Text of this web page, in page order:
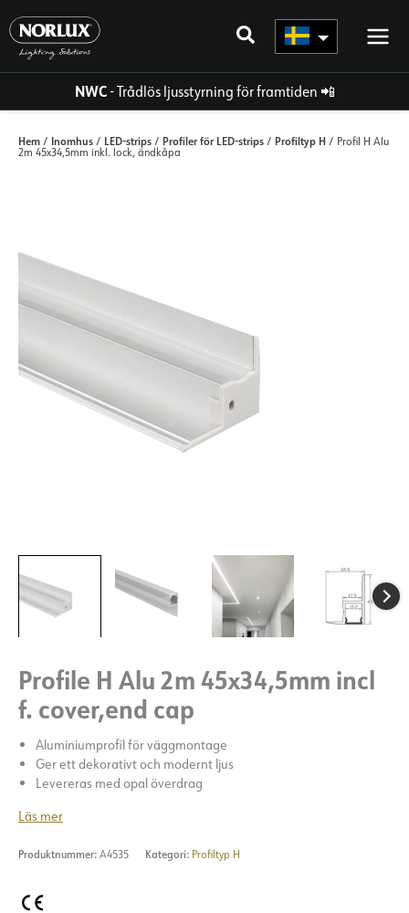
direkt
innehållet
NWC- Trådlös ljusstyrning för framtiden 📲
Hem / Inomhus / LED-strips / Profiler för LED-strips / Profiltyp H / Profil H Alu
2m 45x34,5mm inkl. lock, ändkåpa
Profile H Alu 2m 45x34,5mm incl
f. cover,end cap
Aluminiumprofil för väggmontage
Ger ett dekorativt och modernt ljus
Levereras med opal överdrag
Läs mer
Produktnummer: A4535 Kategori: Profiltyp H